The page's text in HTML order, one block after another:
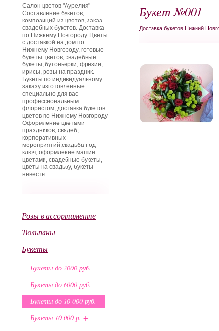
Букет №001
Доставка букетов Нижний
Салон цветов "Аурелия"
Составление букетов,
композиций из цветов, заказ
свадебных букетов. Доставка
по Нижнему Новгороду. Цветы
с доставкой на дом по
Нижнему Новгороду, готовые
букеты цветов, свадебные
букеты, бутоньерки, фрезии,
ирисы, розы на праздник.
Букеты по индивидуальному
заказу изготовленные
специально для вас
профессиональным
флористом, доставка букетов
цветов по Нижнему Новгороду
Оформление цветами
праздников, свадеб,
корпоративных
мероприятий,свадьба под
ключ, оформление машин
цветами, свадебные букеты,
цветы на свадьбу, букеты
невесты.
Розы в ассортименте
Тюльпаны
Букеты
Букеты до 3000 руб.
Букеты до 6000 руб.
Букеты до 10 000 руб.
Букеты 10 000 р. +